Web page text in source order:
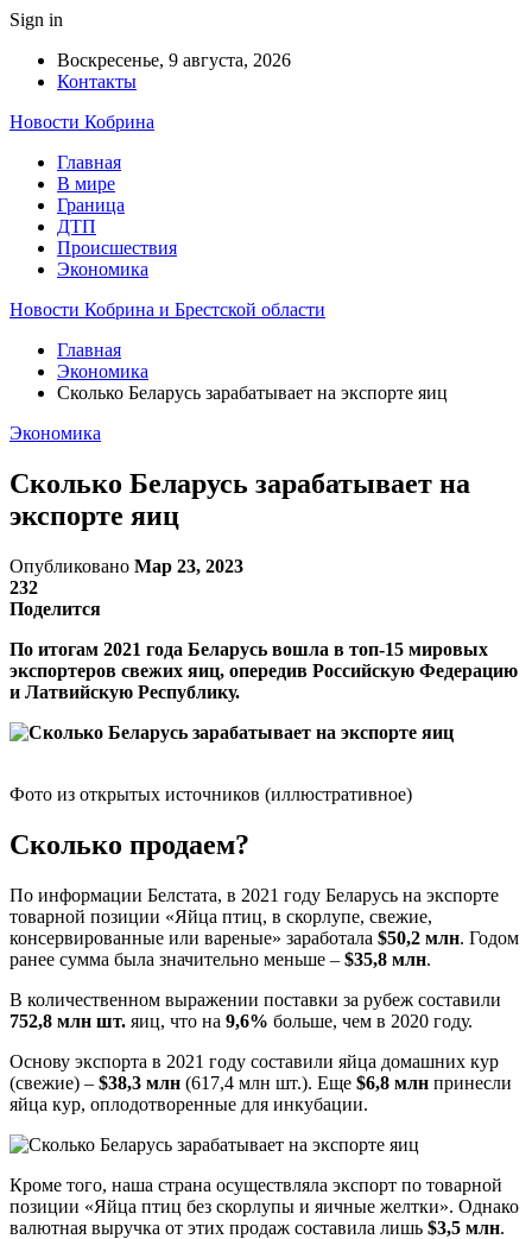
Sign in
Воскресенье, 9 августа, 2026
Контакты
Новости Кобрина
Главная
В мире
Граница
ДТП
Происшествия
Экономика
Новости Кобрина и Брестской области
Главная
Экономика
Сколько Беларусь зарабатывает на экспорте яиц
Экономика
Сколько Беларусь зарабатывает на
экспорте яиц
Опубликовано Мар 23, 2023
232
Поделится
По итогам 2021 года Беларусь вошла в топ-15 мировых
экспортеров свежих яиц, опередив Российскую Федерацию
и Латвийскую Республику.
Фото из открытых источников (иллюстративное)
Сколько продаем?
По информации Белстата, в 2021 году Беларусь на экспорте
товарной позиции «Яйца птиц, в скорлупе, свежие,
консервированные или вареные» заработала $50,2 млн. Годом
ранее сумма была значительно меньше – $35,8 млн.
В количественном выражении поставки за рубеж составили
752,8 млн шт. яиц, что на 9,6% больше, чем в 2020 году.
Основу экспорта в 2021 году составили яйца домашних кур
(свежие) – $38,3 млн (617,4 млн шт.). Еще $6,8 млн принесли
яйца кур, оплодотворенные для инкубации.
Кроме того, наша страна осуществляла экспорт по товарной
позиции «Яйца птиц без скорлупы и яичные желтки». Однако
валютная выручка от этих продаж составила лишь $3,5 млн.